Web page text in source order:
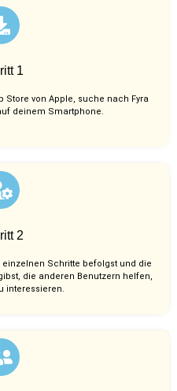
1
Store von Apple, suche nach Fyra
deinem Smartphone.
2
Schritte befolgst und die
die anderen Benutzern helfen,
interessieren.